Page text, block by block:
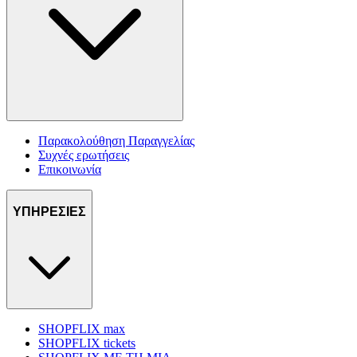
Παρακολούθηση Παραγγελίας
Συχνές ερωτήσεις
Επικοινωνία
ΥΠΗΡΕΣΙΕΣ
SHOPFLIX max
SHOPFLIX tickets